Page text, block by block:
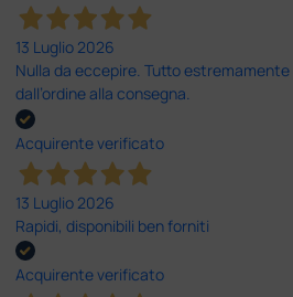
13 Luglio 2026
Nulla da eccepire. Tutto
dall’ordine alla consegna.
Acquirente verificato
13 Luglio 2026
Rapidi, disponibili ben forniti
Acquirente verificato